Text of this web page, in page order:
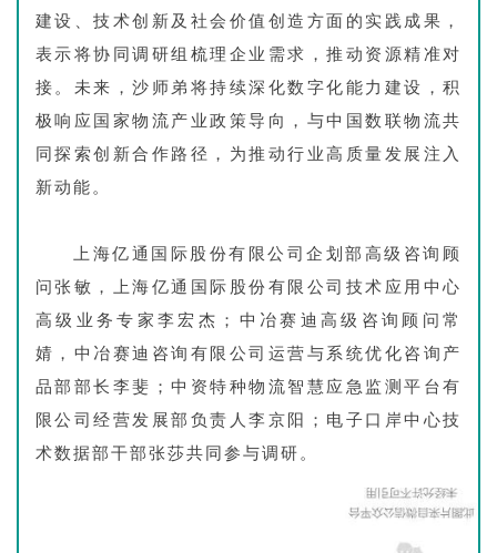
建设、技术创新及社会价值创造方面的实践成果，
表示将协同调研组梳理企业需求，推动资源精准对
接。未来，沙师弟将持续深化数字化能力建设，积
极响应国家物流产业政策导向，与中国数联物流共
同探索创新合作路径，为推动行业高质量发展注入
新动能。
上海亿通国际股份有限公司企划部高级咨询顾
问张敏，上海亿通国际股份有限公司技术应用中心
高级业务专家李宏杰；中冶赛迪高级咨询顾问常
婧， 中冶赛迪咨询有限公司运营与系统优化咨询产
品部部长李斐；中资特种物流智慧应急监测平台有
限公司经营发展部负责人李京阳；电子口岸中心技
术数据部干部张莎共同参与调研。